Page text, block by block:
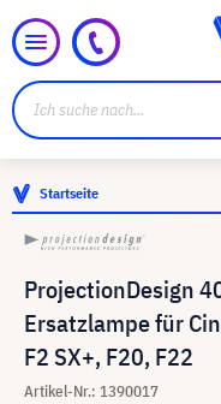
Startseite
ProjectionDesign
Ersatzlampe für
F2 SX+, F20, F22
Artikel-Nr.: 1390017